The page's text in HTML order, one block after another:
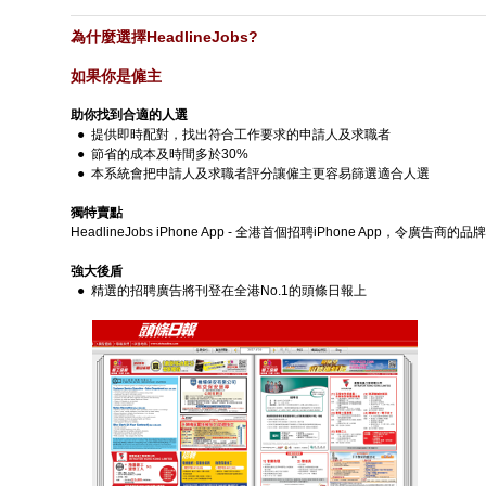
為什麼選擇HeadlineJobs?
如果你是僱主
助你找到合適的人選
● 提供即時配對，找出符合工作要求的申請人及求職者
● 節省的成本及時間多於30%
● 本系統會把申請人及求職者評分讓僱主更容易篩選適合人選
獨特賣點
HeadlineJobs iPhone App - 全港首個招聘iPhone App，令廣告商的品
強大後盾
● 精選的招聘廣告將刊登在全港No.1的頭條日報上